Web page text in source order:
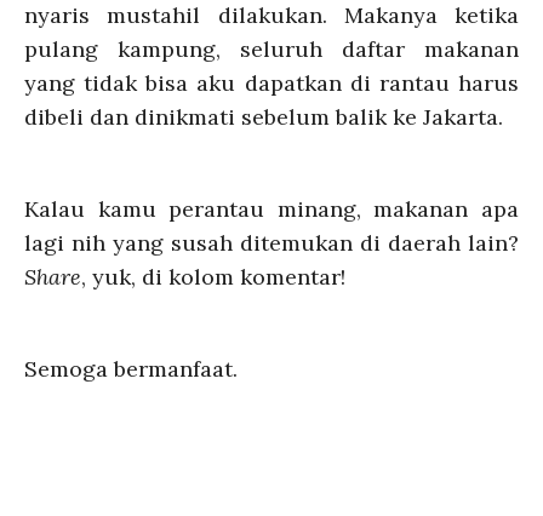
nyaris mustahil dilakukan. Makanya ketika
pulang kampung, seluruh daftar makanan
yang tidak bisa aku dapatkan di rantau harus
dibeli dan dinikmati sebelum balik ke Jakarta.
Kalau kamu perantau minang, makanan apa
lagi nih yang susah ditemukan di daerah lain?
Share, yuk, di kolom komentar!
Semoga bermanfaat.